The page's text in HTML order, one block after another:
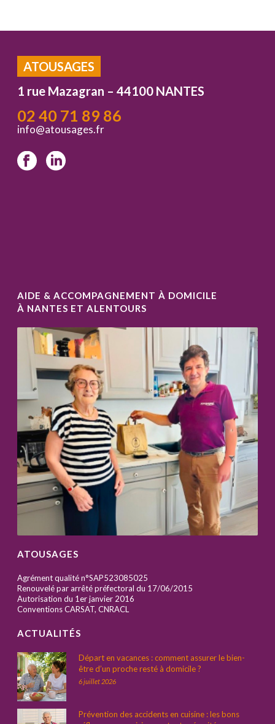
ATOUSAGES
1 rue Mazagran – 44100 NANTES
02 40 71 89 86
info@atousages.fr
AIDE & ACCOMPAGNEMENT À DOMICILE
À NANTES ET ALENTOURS
ATOUSAGES
Agrément qualité n°SAP523085025
Renouvelé par arrêté préfectoral du 17/06/2015
Autorisation du 1er janvier 2016
Conventions CARSAT, CNRACL
ACTUALITÉS
Départ en vacances : comment assurer le bien-
être d’un proche resté à domicile ?
6 juillet 2026
Prévention des accidents en cuisine : les bons